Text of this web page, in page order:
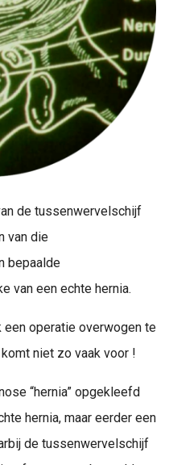
de tussenwervelschijf
van die
bepaalde
van een echte hernia.
een operatie overwogen te
niet zo vaak voor !
“hernia” opgekleefd
hernia, maar eerder een
de tussenwervelschijf